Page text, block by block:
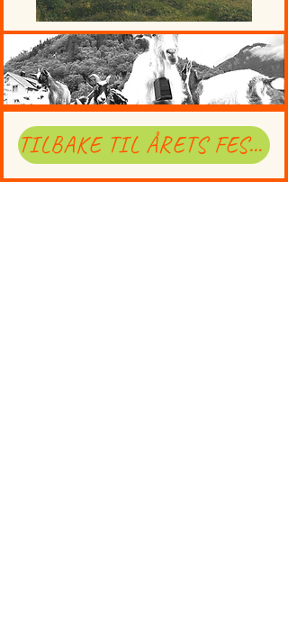
TILBAKE TIL ÅRETS FESTIVALPROGRAM